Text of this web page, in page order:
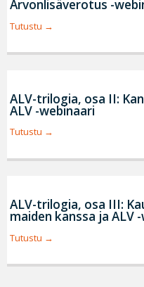
Arvonlisäverotus -
Tutustu
ALV-trilogia, osa II:
ALV -webinaari
Tutustu
ALV-trilogia, osa III:
maiden kanssa ja ALV
Tutustu